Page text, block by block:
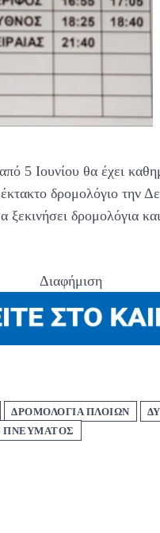
5 Ιουνίου θα έχει
δρομολόγιο την
δρομολόγια
Διαφήμιση
ΔΡΟΜΟΛΟΓΙΑ ΠΛΟΊΩΝ
ΠΝΕΥΜΑΤΟΣ